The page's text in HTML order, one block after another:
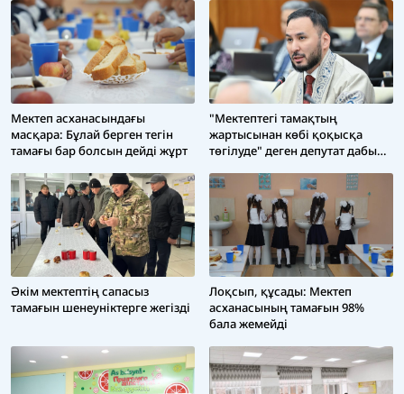
Мектеп асханасындағы
масқара: Бұлай берген тегін
тамағы бар болсын дейді жұрт
"Мектептегі тамақтың
жартысынан көбі қоқысқа
төгілуде" деген депутат дабыл
Әкім мектептің сапасыз
тамағын шенеуніктерге жегізді
Лоқсып, құсады: Мектеп
асханасының тамағын 98%
бала жемейді